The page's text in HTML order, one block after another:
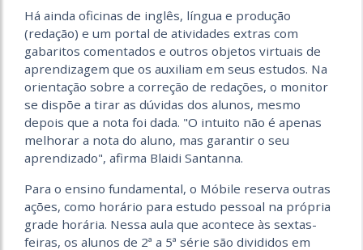
Há ainda oficinas de inglês, língua e produção
(redação) e um portal de atividades extras com
gabaritos comentados e outros objetos virtuais de
aprendizagem que os auxiliam em seus estudos. Na
orientação sobre a correção de redações, o monitor
se dispõe a tirar as dúvidas dos alunos, mesmo
depois que a nota foi dada. "O intuito não é apenas
melhorar a nota do aluno, mas garantir o seu
aprendizado", afirma Blaidi Santanna.
Para o ensino fundamental, o Móbile reserva outras
ações, como horário para estudo pessoal na própria
grade horária. Nessa aula que acontece às sextas-
feiras, os alunos de 2ª a 5ª série são divididos em